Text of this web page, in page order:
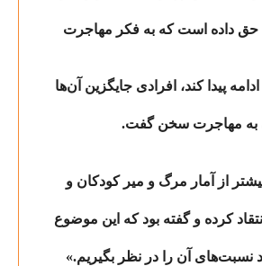
حق داده است که به فکر مهاجرت
پیدا کند، افرادی جایگزین آن‌ها
به مهاجرت سخن گفت.
از آمار مرگ و میر کودکان و
کرده و گفته بود که این موضوع
نسبت‌های آن را در نظر بگیریم.»